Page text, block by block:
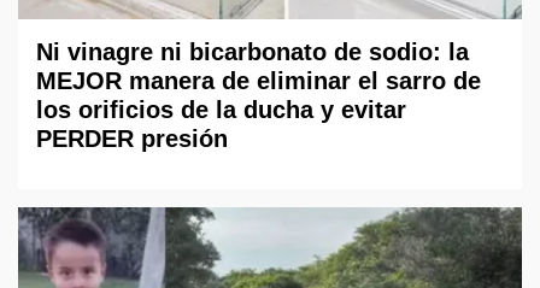
Ni vinagre ni bicarbonato de sodio: la
MEJOR manera de eliminar el sarro de
los orificios de la ducha y evitar
PERDER presión